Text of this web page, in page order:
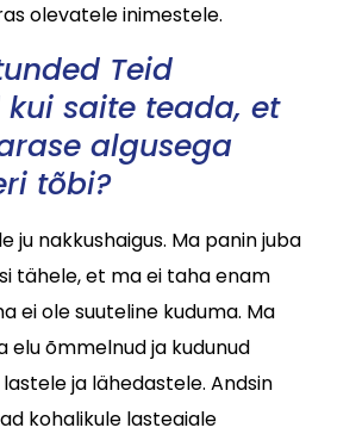
olevatele inimestele.
Teid
saite teada, et
algusega
tõbi?
ju nakkushaigus. Ma panin juba
tähele, et ma ei taha enam
ei ole suuteline kuduma. Ma
elu õmmelnud ja kudunud
ja lähedastele. Andsin
kohalikule lasteaiale